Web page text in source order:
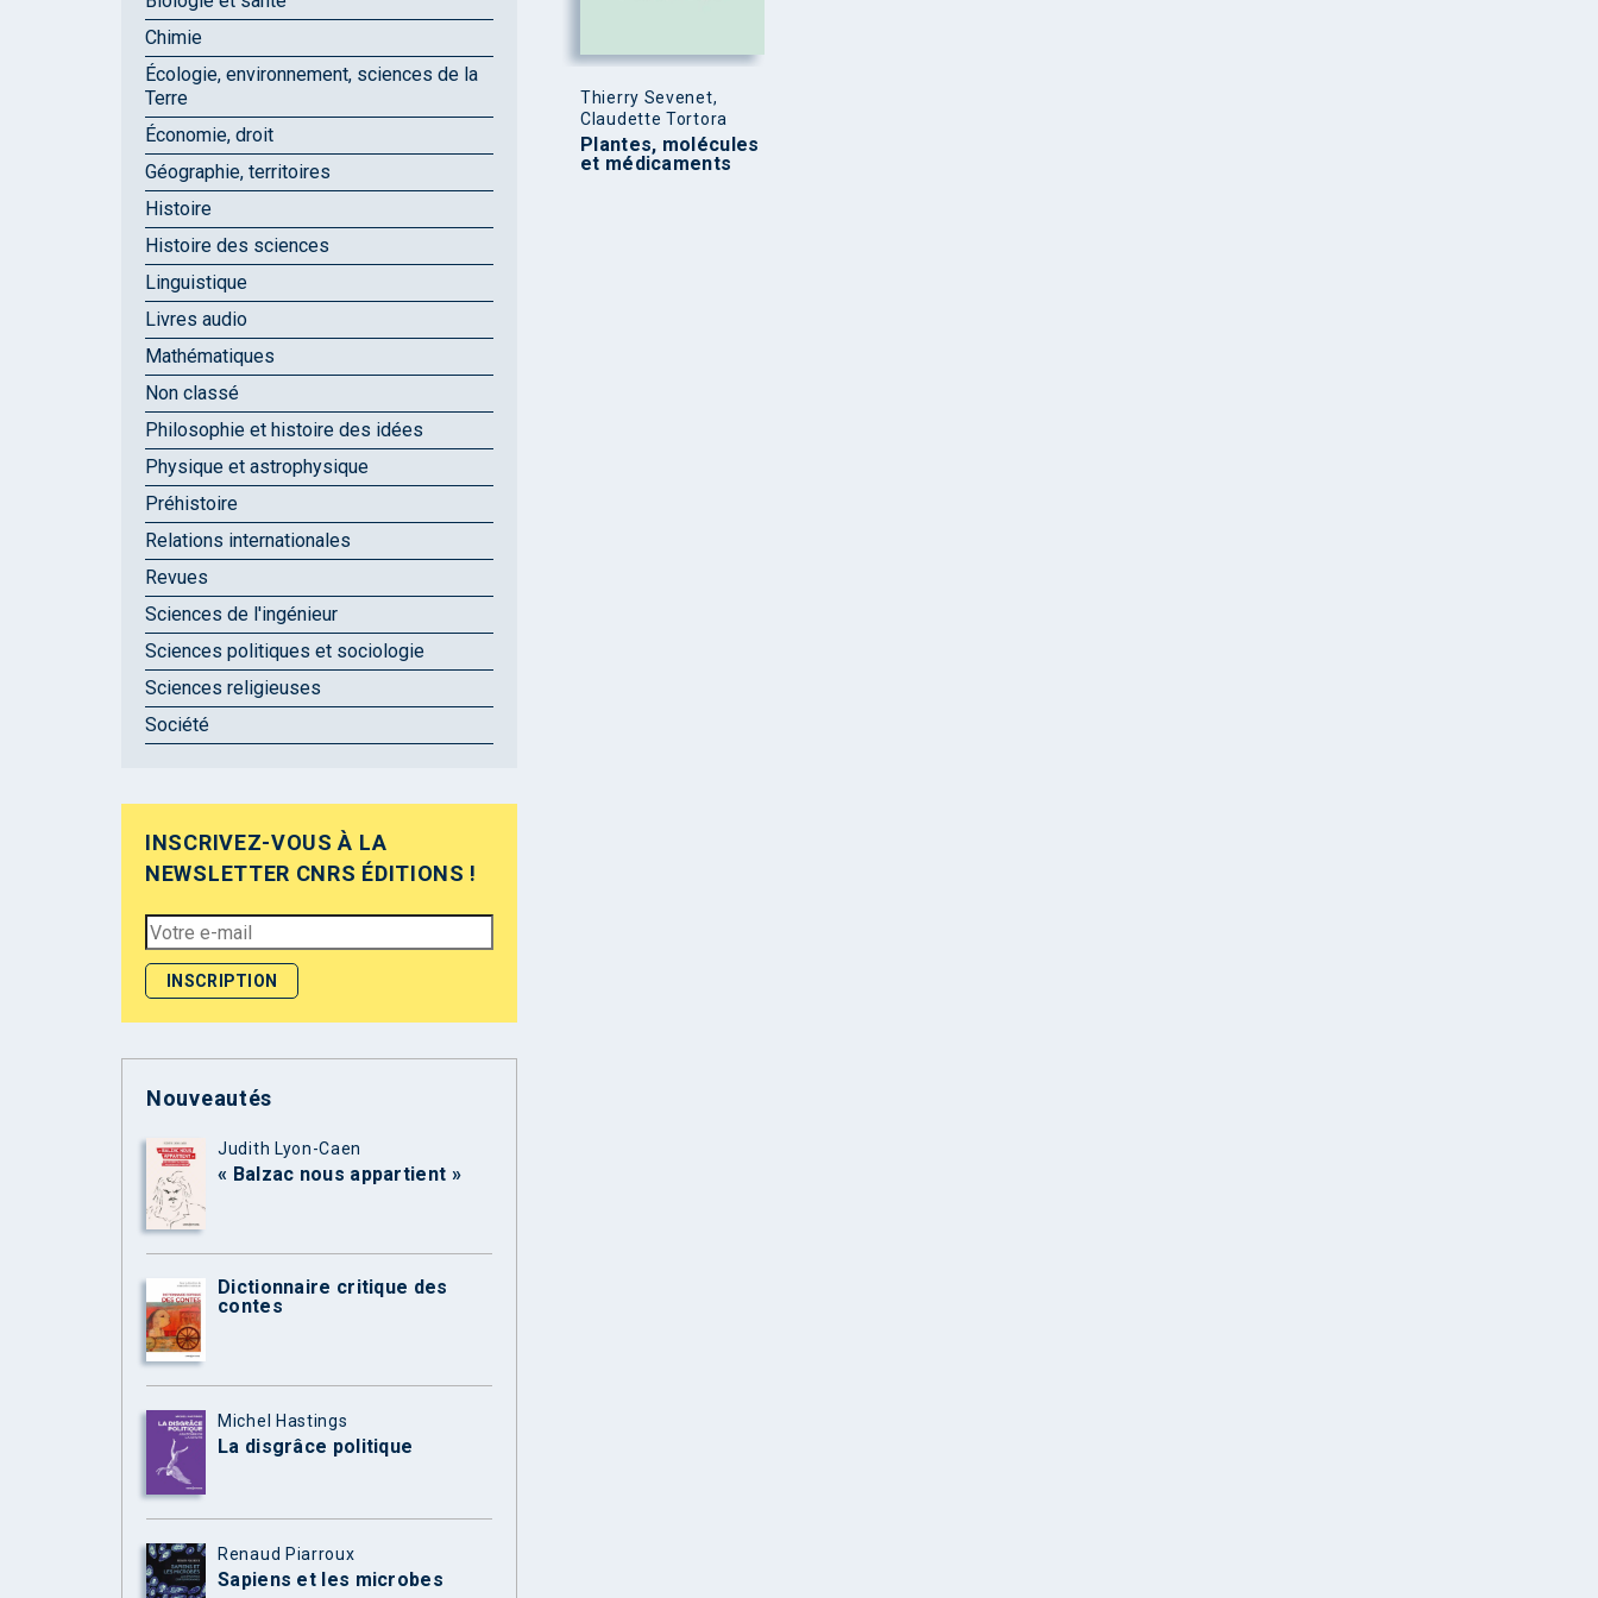
Thierry Sevenet,
Claudette Tortora
Plantes, molécules
et médicaments
Chimie
Écologie, environnement, sciences de la
Terre
Économie, droit
Géographie, territoires
Histoire
Histoire des sciences
Linguistique
Livres audio
Mathématiques
Non classé
Philosophie et histoire des idées
Physique et astrophysique
Préhistoire
Relations internationales
Revues
Sciences de l'ingénieur
Sciences politiques et sociologie
Sciences religieuses
Société
INSCRIVEZ-VOUS À LA
NEWSLETTER CNRS ÉDITIONS !
Nouveautés
Judith Lyon-Caen
« Balzac nous appartient »
Dictionnaire critique des
contes
Michel Hastings
La disgrâce politique
Renaud Piarroux
Sapiens et les microbes